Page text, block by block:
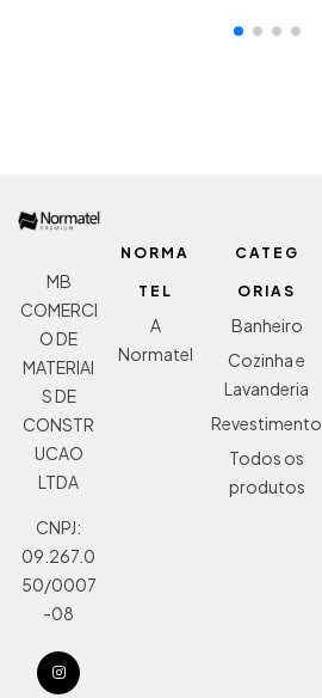
MB
COMERCI
O DE
MATERIAI
S DE
CONSTR
UCAO
LTDA
CNPJ:
09.267.0
50/0007
-08
NORMA
TEL
A
Normatel
CATEG
ORIAS
Banheiro
Cozinha e
Lavanderia
Revestimento
Todos os
produtos